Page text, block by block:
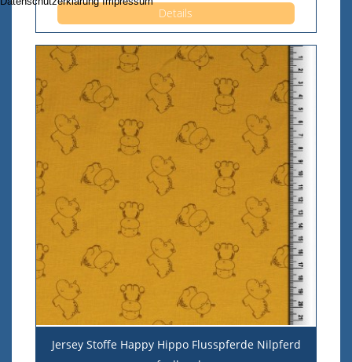
Details
Jersey Stoffe Happy Hippo Flusspferde Nilpferd